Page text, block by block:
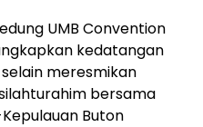
UMB Convention
kedatangan
meresmikan
bersama
Buton